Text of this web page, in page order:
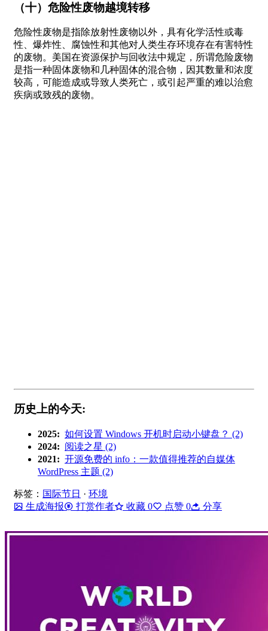
（十）危险性废物越境转移
危险性废物是指除放射性废物以外，具有化学活性或毒
性、爆炸性、腐蚀性和其他对人类生存环境存在有害特性
的废物。美国在资源保护与回收法中规定，所谓危险废物
是指一种固体废物和几种固体的混合物，因其数量和浓度
较高，可能造成或导致人类死亡，或引起严重的难以治愈
疾病或致残的废物。
历史上的今天:
2025: 如何设置 Windows 开机时启动小键盘？ (2)
2024: 阅读之星 (2)
2021: 开源免费的 info：一款值得推荐的自媒体
WordPress 主题 (2)
标签： 国际节日 · 环境
生成海报
打赏作者 收藏 0 点赞 0 分享